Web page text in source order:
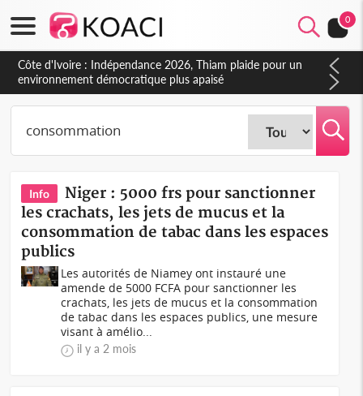
0
Côte d'Ivoire : Indépendance 2026, Thiam plaide pour un
environnement démocratique plus apaisé
Info
Niger : 5000 frs pour sanctionner
les crachats, les jets de mucus et la
consommation de tabac dans les espaces
publics
Les autorités de Niamey ont instauré une
amende de 5000 FCFA pour sanctionner les
crachats, les jets de mucus et la consommation
de tabac dans les espaces publics, une mesure
visant à amélio...
il y a 2 mois